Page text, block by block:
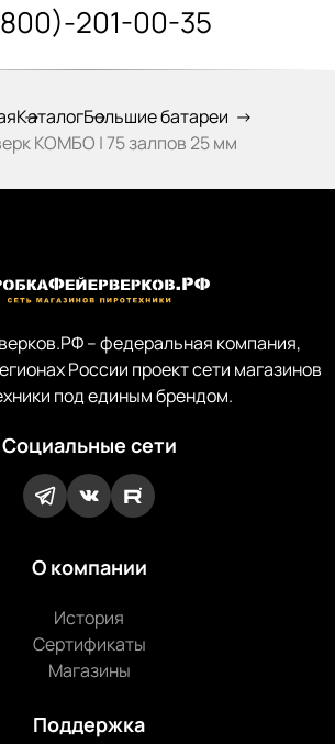
201-00-35
КаталогБольшие батареи
КОМБО | 75 залпов 25 мм
– федеральная компания,
России проект сети магазинов
под единым брендом.
Социальные сети
О компании
История
Сертификаты
Магазины
Поддержка